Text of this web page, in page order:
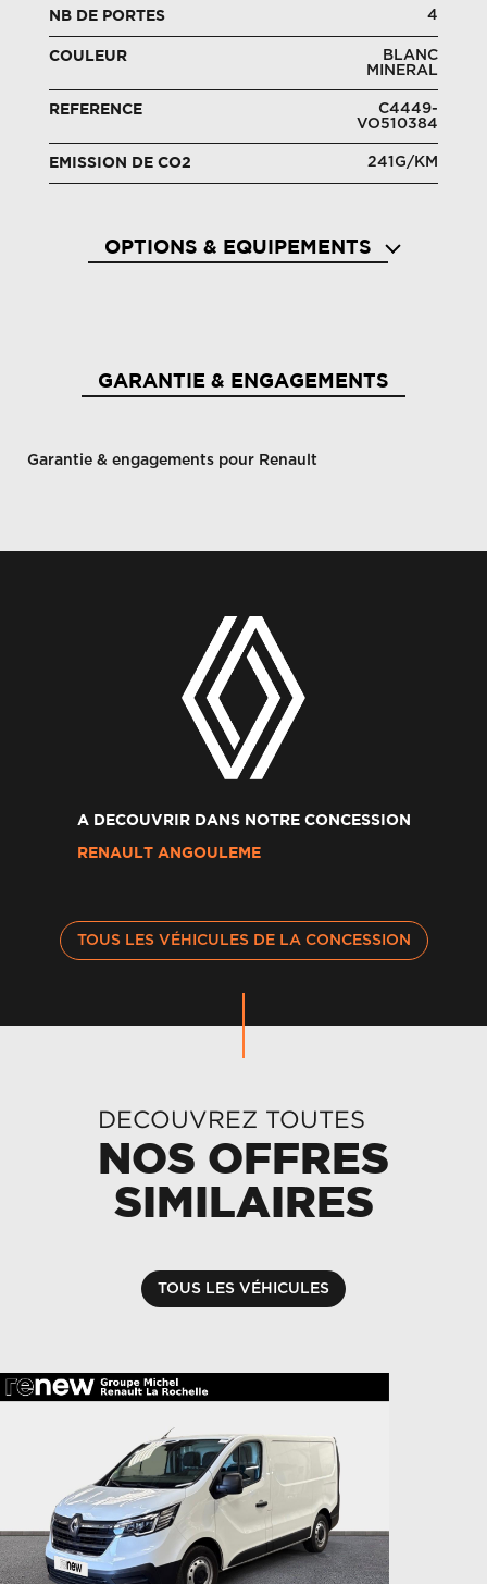
NB DE PORTES 4
COULEUR
BLANC
MINERAL
REFERENCE
C4449-
VO510384
EMISSION DE CO2 241G/KM
OPTIONS & EQUIPEMENTS
GARANTIE & ENGAGEMENTS
Garantie & engagements pour Renault
A DECOUVRIR DANS NOTRE CONCESSION
RENAULT ANGOULEME
TOUS LES VÉHICULES DE LA CONCESSION
DECOUVREZ TOUTES
NOS OFFRES
SIMILAIRES
TOUS LES VÉHICULES